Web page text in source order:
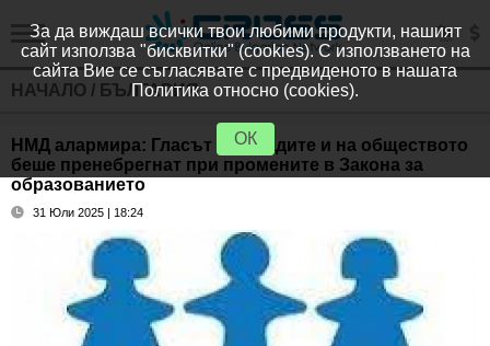
НАЧАЛО / БЪЛГАРИЯ
НМД алармира: Гласът на младите и на обществото
беше пренебрегнат при промените в Закона за
образованието
31 Юли 2025 | 18:24
За да виждаш всички твои любими продукти, нашият
сайт използва "бисквитки" (cookies). С използването на
сайта Вие се съгласявате с предвиденото в нашата
Политика относно (cookies).
ОК